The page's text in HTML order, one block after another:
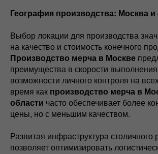
География производства: Москва и
Выбор локации для производства
на качество и стоимость конечного
Производство мерча в Москве
преимущества в скорости выполнения
возможности личного контроля на
время как производство мерча в
области часто обеспечивает более
цены, но с меньшим качеством.
Развитая инфраструктура столичного
позволяет оптимизировать